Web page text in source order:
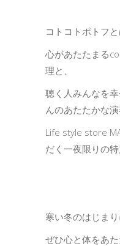
コトコトポトフと
心があたたまる
理と、
聴く人みんなを
んのあたたかな演
Life style store
だく一夜限りの特
寒い冬のはじまり
ぜひ心と体をあた